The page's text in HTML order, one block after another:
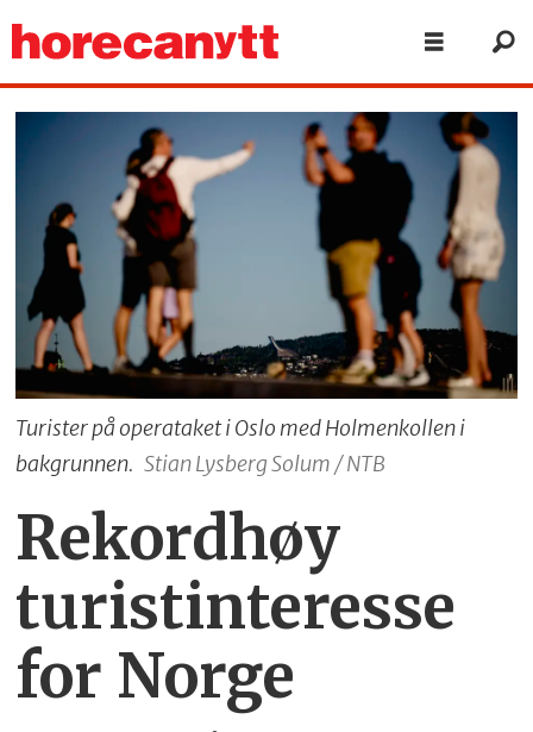
Turister på operataket i Oslo med Holmenkollen i
bakgrunnen. Stian Lysberg Solum / NTB
Rekordhøy
turistinteresse
for Norge